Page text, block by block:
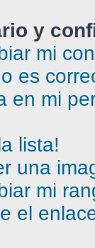
y
mi
es
en mi
lista!
una
mi
el